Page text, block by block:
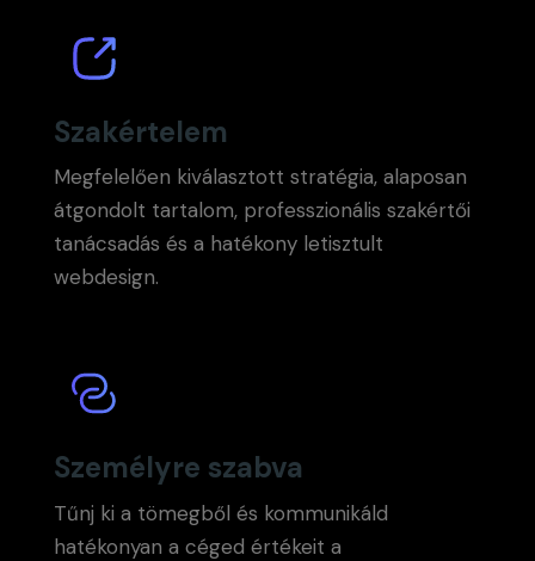
Szakértelem
Megfelelően kiválasztott stratégia, alaposan
átgondolt tartalom, professzionális szakértői
tanácsadás és a hatékony letisztult
webdesign.
Személyre szabva
Tűnj ki a tömegből és kommunikáld
hatékonyan a céged értékeit a